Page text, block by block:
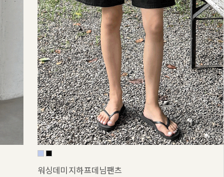
워싱데미지하프데님팬츠